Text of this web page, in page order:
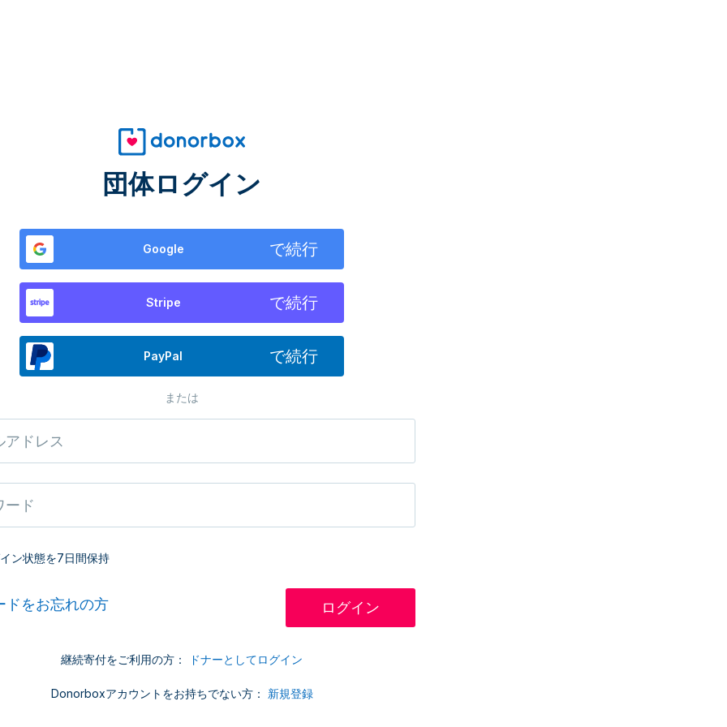
団体ログイン
Google で続行
Stripe で続行
PayPal で続行
または
ン状態を7日間保持
ドをお忘れの方
継続寄付をご利用の方： ドナーとしてログイン
Donorboxアカウントをお持ちでない方： 新規登録